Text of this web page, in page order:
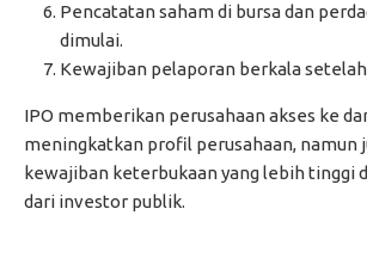
Pencatatan saham di bursa dan
dimulai.
Kewajiban pelaporan berkala setelah
IPO memberikan perusahaan akses ke
meningkatkan profil perusahaan, namun
kewajiban keterbukaan yang lebih tinggi
dari investor publik.